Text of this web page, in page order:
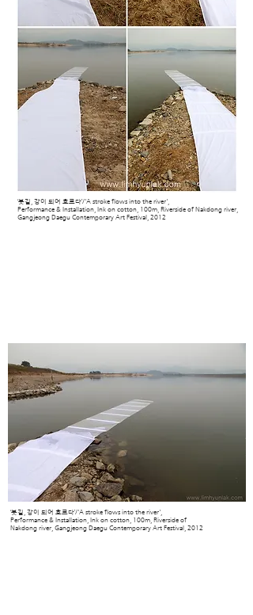
‘붓길, 강이 되어 흐르다’/'A stroke flows into the river',
Performance & Installation, Ink on cotton, 100m, Riverside of Nakdong river,
Gangjeong Daegu Contemporary Art Festival, 2012
‘붓길, 강이 되어 흐르다’/'A stroke flows into the river',
Performance & Installation, Ink on cotton, 100m, Riverside of
Nakdong river, Gangjeong Daegu Contemporary Art Festival, 2012